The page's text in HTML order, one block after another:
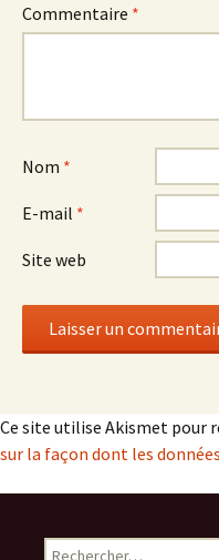
Commentaire *
Nom *
E-mail *
Site web
Ce site utilise Akismet pour
sur la façon dont les
Rechercher :